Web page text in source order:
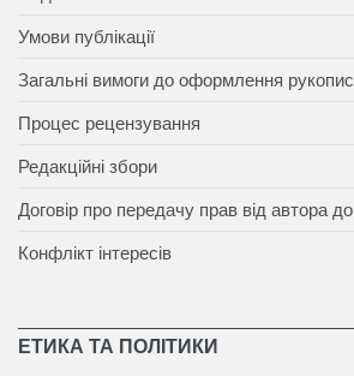
Умови публікації
Загальні вимоги до оформлення
Процес рецензування
Редакційні збори
Договір про передачу прав від автора
Конфлікт інтересів
ЕТИКА ТА ПОЛІТИКИ